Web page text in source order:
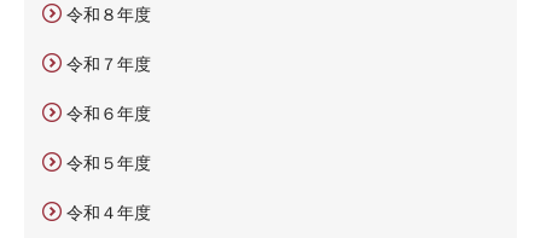
令和８年度
令和７年度
令和６年度
令和５年度
令和４年度